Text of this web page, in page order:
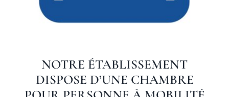
NOTRE ÉTABLISSEMENT
DISPOSE D’UNE CHAMBRE